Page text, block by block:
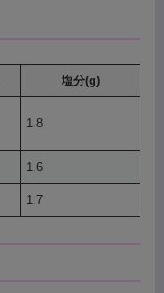
塩分(g)
1.8
1.6
1.7